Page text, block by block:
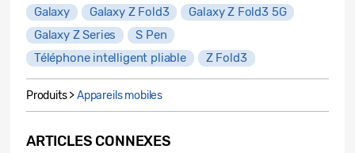
Galaxy Galaxy Z Fold3
Galaxy Z Fold3 5G
Galaxy Z Series
S Pen
Téléphone intelligent pliable
Z Fold3
Produits >Appareils mobiles
ARTICLES CONNEXES